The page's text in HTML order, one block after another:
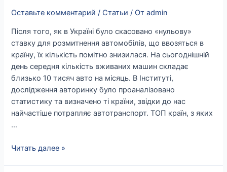
Оставьте комментарий / Статьи / Отadmin
Після того, як в Україні було скасовано «нульову»
ставку для розмитнення автомобілів, що ввозяться в
країну, їх кількість помітно знизилася. На сьогоднішній
день середня кількість вживаних машин складає
близько 10 тисяч авто на місяць. В Інституті,
дослідження авторинку було проаналізовано
статистику та визначено ті країни, звідки до нас
найчастіше потрапляє автотранспорт. ТОП країн, з яких
…
автомобілів
Читать далее »